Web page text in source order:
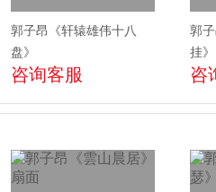
郭子昂《轩辕雄伟十八
盘》
咨询客服
郭
挂》
咨